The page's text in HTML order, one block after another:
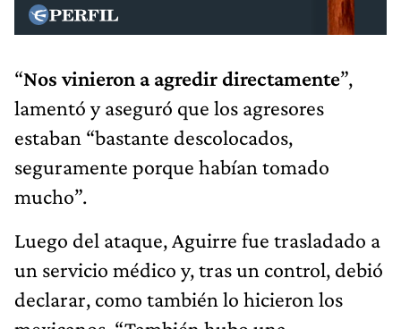
“Nos vinieron a agredir directamente”,
lamentó y aseguró que los agresores
estaban “bastante descolocados,
seguramente porque habían tomado
mucho”.
Luego del ataque, Aguirre fue trasladado a
un servicio médico y, tras un control, debió
declarar, como también lo hicieron los